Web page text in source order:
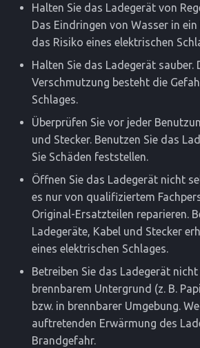
Halten Sie das Ladegerät von
Das Eindringen von Wasser in
das Risiko eines elektrischen
Halten Sie das Ladegerät sauber.
Verschmutzung besteht die
Schlages.
Überprüfen Sie vor jeder
und Stecker. Benutzen Sie das
Sie Schäden feststellen.
Öffnen Sie das Ladegerät nicht
es nur von qualifiziertem
Original-Ersatzteilen reparieren.
Ladegeräte, Kabel und Stecker
eines elektrischen Schlages.
Betreiben Sie das Ladegerät
brennbarem Untergrund (z. B.
bzw. in brennbarer Umgebung.
auftretenden Erwärmung des
Brandgefahr.